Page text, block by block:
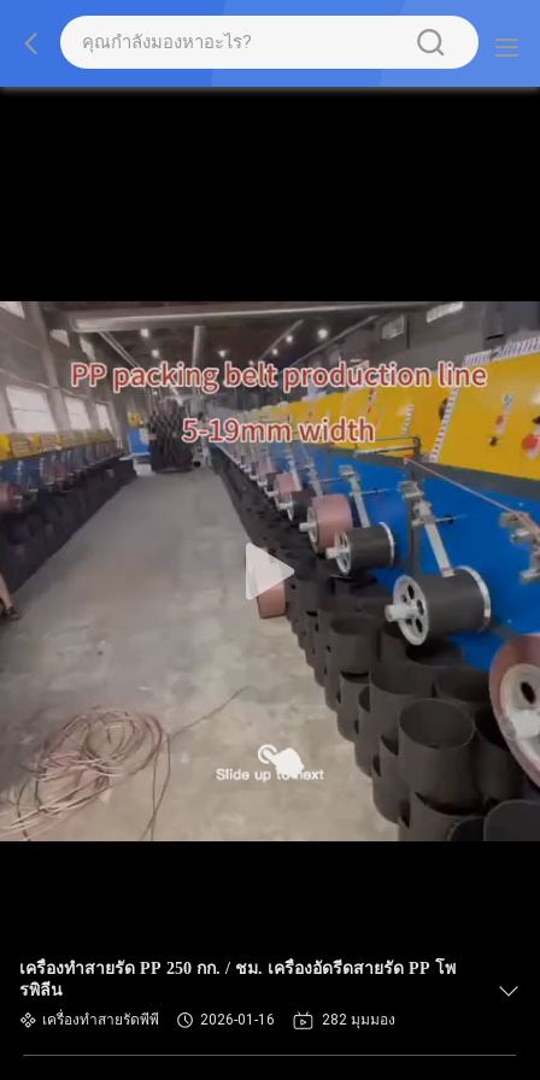
เครื่องทำสายรัด PP 250 กก. / ชม. เครื่องอัดรีดสายรัด PP โพ
รพิลีน
เครื่องทำสายรัดพีพี 2026-01-16 282 มุมมอง